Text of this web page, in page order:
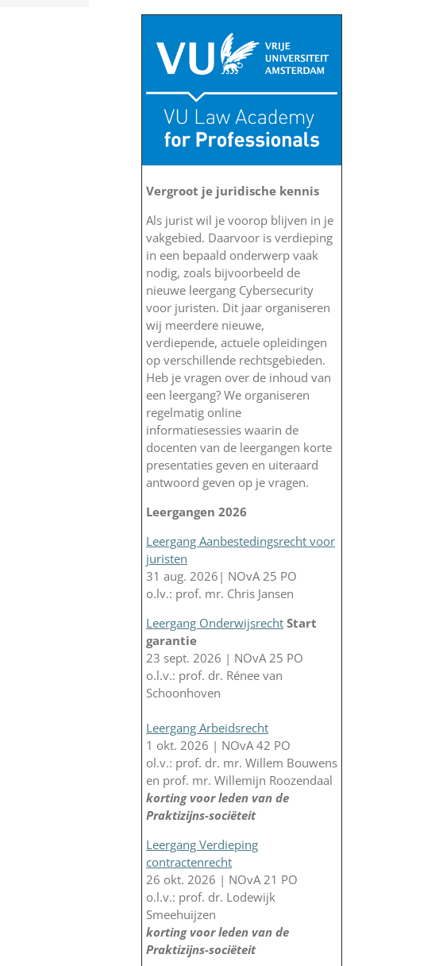
Vergroot je juridische kennis
Als jurist wil je voorop blijven in je
vakgebied. Daarvoor is verdieping
in een bepaald onderwerp vaak
nodig, zoals bijvoorbeeld de
nieuwe leergang Cybersecurity
voor juristen. Dit jaar organiseren
wij meerdere nieuwe,
verdiepende, actuele opleidingen
op verschillende rechtsgebieden.
Heb je vragen over de inhoud van
een leergang? We organiseren
regelmatig online
informatiesessies waarin de
docenten van de leergangen korte
presentaties geven en uiteraard
antwoord geven op je vragen.
Leergangen 2026
Leergang Aanbestedingsrecht voor
juristen
31 aug. 2026| NOvA 25 PO
o.lv.: prof. mr. Chris Jansen
Leergang Onderwijsrecht Start
garantie
23 sept. 2026 | NOvA 25 PO
o.l.v.: prof. dr. Rénee van
Schoonhoven
Leergang Arbeidsrecht
1 okt. 2026 | NOvA 42 PO
ol.v.: prof. dr. mr. Willem Bouwens
en prof. mr. Willemijn Roozendaal
korting voor leden van de
Praktizijns-sociëteit
Leergang Verdieping
contractenrecht
26 okt. 2026 | NOvA 21 PO
o.l.v.: prof. dr. Lodewijk
Smeehuijzen
korting voor leden van de
Praktizijns-sociëteit